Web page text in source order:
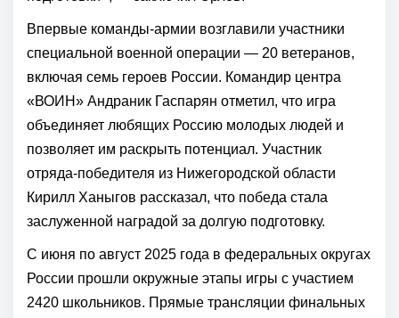
Впервые команды-армии возглавили участники
специальной военной операции — 20 ветеранов,
включая семь героев России. Командир центра
«ВОИН» Андраник Гаспарян отметил, что игра
объединяет любящих Россию молодых людей и
позволяет им раскрыть потенциал. Участник
отряда-победителя из Нижегородской области
Кирилл Ханыгов рассказал, что победа стала
заслуженной наградой за долгую подготовку.
С июня по август 2025 года в федеральных округах
России прошли окружные этапы игры с участием
2420 школьников. Прямые трансляции финальных